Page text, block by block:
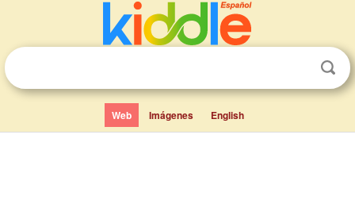
Web Imágenes English